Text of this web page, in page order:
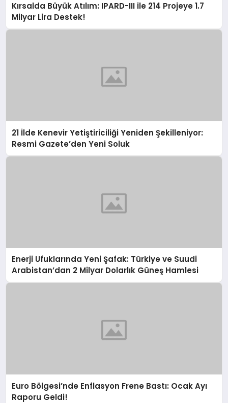
Kırsalda Büyük Atılım: IPARD-III ile 214 Projeye 1.7
Milyar Lira Destek!
21 İlde Kenevir Yetiştiriciliği Yeniden Şekilleniyor:
Resmi Gazete’den Yeni Soluk
Enerji Ufuklarında Yeni Şafak: Türkiye ve Suudi
Arabistan’dan 2 Milyar Dolarlık Güneş Hamlesi
Euro Bölgesi’nde Enflasyon Frene Bastı: Ocak Ayı
Raporu Geldi!